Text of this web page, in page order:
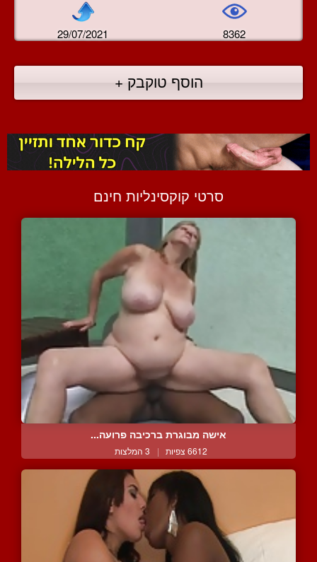
29/07/2021 8362
הוסף טוקבק +
סרטי קוקסינליות חינם
אישה מבוגרת ברכיבה פרועה...
6612 צפיות | 3 המלצות